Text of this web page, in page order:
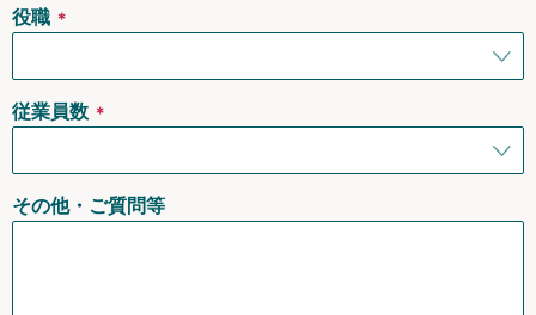
役職 ＊
従業員数 ＊
その他・ご質問等